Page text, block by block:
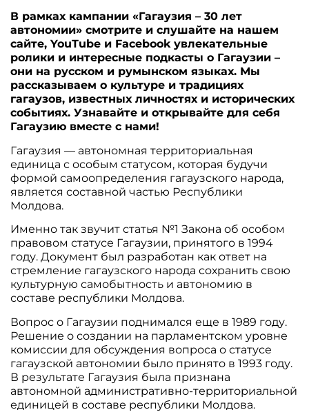
В рамках кампании «Гагаузия – 30 лет
автономии» смотрите и слушайте на нашем
сайте, YouTube и Facebook увлекательные
ролики и интересные подкасты о Гагаузии –
они на русском и румынском языках. Мы
рассказываем о культуре и традициях
гагаузов, известных личностях и исторических
событиях. Узнавайте и открывайте для себя
Гагаузию вместе с нами!
Гагаузия — автономная территориальная
единица с особым статусом, которая будучи
формой самоопределения гагаузского народа,
является составной частью Республики
Молдова.
Именно так звучит статья №1 Закона об особом
правовом статусе Гагаузии, принятого в 1994
году. Документ был разработан как ответ на
стремление гагаузского народа сохранить свою
культурную самобытность и автономию в
составе республики Молдова.
Вопрос о Гагаузии поднимался еще в 1989 году.
Решение о создании на парламентском уровне
комиссии для обсуждения вопроса о статусе
гагаузской автономии было принято в 1993 году.
В результате Гагаузия была признана
автономной административно-территориальной
единицей в составе республики Молдова.